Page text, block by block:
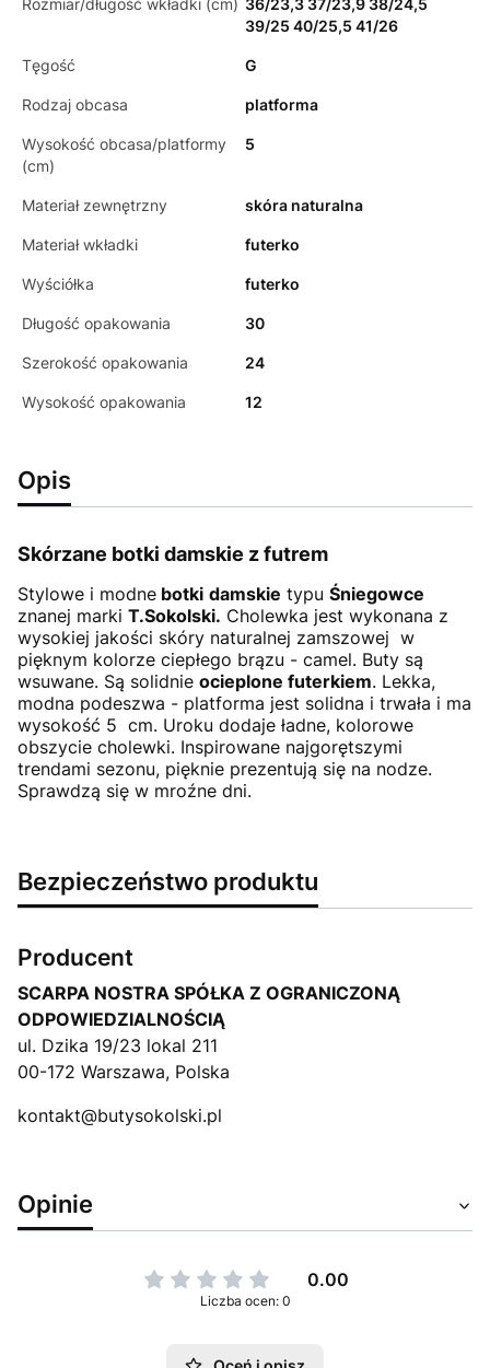
Rozmiar/długość wkładki (cm) 36/23,3 37/23,9 38/24,5
39/25 40/25,5 41/26
Tęgość G
Rodzaj obcasa platforma
Wysokość obcasa/platformy
(cm)
5
Materiał zewnętrzny skóra naturalna
Materiał wkładki futerko
Wyściółka futerko
Długość opakowania 30
Szerokość opakowania 24
Wysokość opakowania 12
Opis
Skórzane botki damskie z futrem
Stylowe i modne botki damskie typu Śniegowce
znanej marki T.Sokolski. Cholewka jest wykonana z
wysokiej jakości skóry naturalnej zamszowej w
pięknym kolorze ciepłego brązu - camel. Buty są
wsuwane. Są solidnie ocieplone futerkiem. Lekka,
modna podeszwa - platforma jest solidna i trwała i ma
wysokość 5 cm. Uroku dodaje ładne, kolorowe
obszycie cholewki. Inspirowane najgorętszymi
trendami sezonu, pięknie prezentują się na nodze.
Sprawdzą się w mroźne dni.
Bezpieczeństwo produktu
Producent
SCARPA NOSTRA SPÓŁKA Z OGRANICZONĄ
ODPOWIEDZIALNOŚCIĄ
ul. Dzika 19/23 lokal 211
00-172 Warszawa, Polska
kontakt@butysokolski.pl
Opinie
0.00
Liczba ocen: 0